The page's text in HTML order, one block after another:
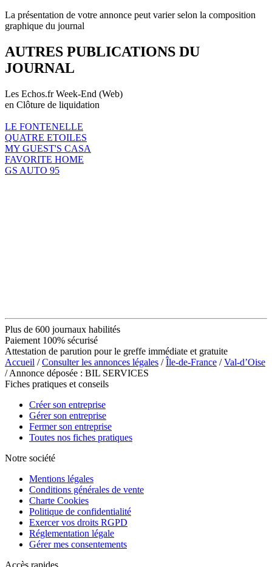
La présentation de votre annonce peut varier selon la composition
graphique du journal
AUTRES PUBLICATIONS DU
JOURNAL
Les Echos.fr Week-End (Web)
en Clôture de liquidation
LE FONTENELLE
QUATRE ETOILES
MY GUEST'S CASA
FAVORITE HOME
GS AUTO 95
Plus de 600 journaux habilités
Paiement 100% sécurisé
Attestation de parution pour le greffe immédiate et gratuite
Accueil /Consulter les annonces légales /Île-de-France /Val-d’Oise
/ Annonce déposée : BIL SERVICES
Fiches pratiques et conseils
Créer son entreprise
Gérer son entreprise
Fermer son entreprise
Toutes nos fiches pratiques
Notre société
Mentions légales
Conditions générales de vente
Charte Cookies
Politique de confidentialité
Exercer vos droits RGPD
Réglementation légale
Gérer mes consentements
Accès rapides